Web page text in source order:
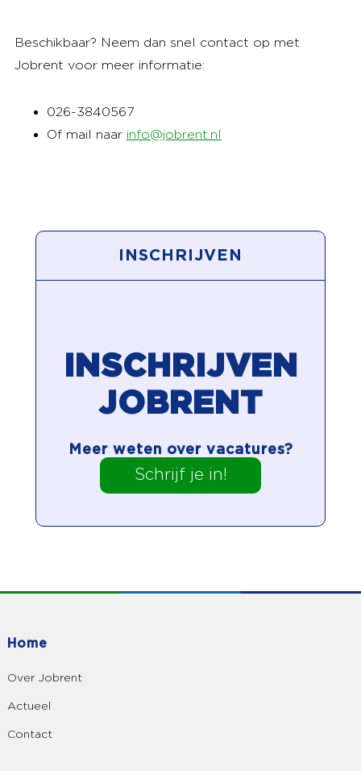
Beschikbaar? Neem dan snel contact op met
Jobrent voor meer informatie:
026-3840567
Of mail naar info@jobrent.nl
INSCHRIJVEN
INSCHRIJVEN
JOBRENT
Meer weten over vacatures?
Schrijf je in!
Home
Over Jobrent
Actueel
Contact